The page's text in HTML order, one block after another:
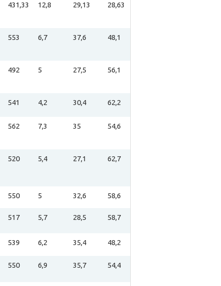
431,33 12,8 29,13 28,63
553 6,7 37,6 48,1
492 5 27,5 56,1
541 4,2 30,4 62,2
562 7,3 35 54,6
520 5,4 27,1 62,7
550 5 32,6 58,6
517 5,7 28,5 58,7
539 6,2 35,4 48,2
550 6,9 35,7 54,4